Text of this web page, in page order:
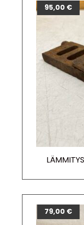
95,00 €
79,00 €